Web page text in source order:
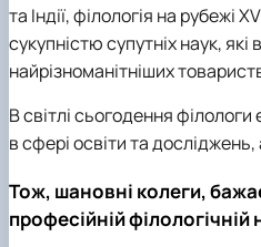
та Індії, філологія на
сукупністю супутніх наук,
найрізноманітніших
В світлі сьогодення
в сфері освіти та
Тож, шановні колеги,
професійній філологічній